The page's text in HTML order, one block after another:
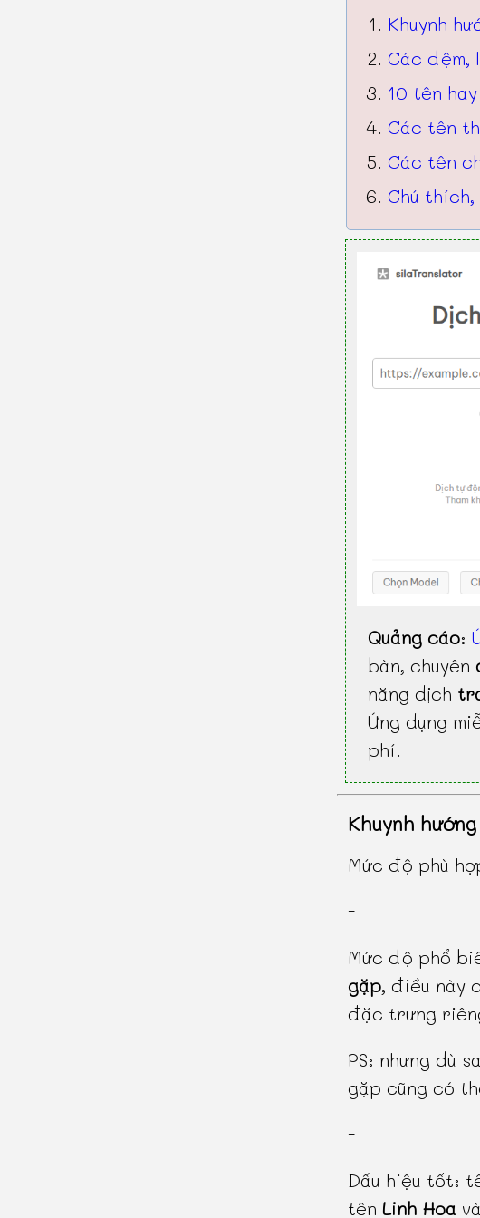
Khuynh
Các đệm,
10 tên
Các tên
Các tên
Chú
Quảng cáo:
bàn, chuyên
năng dịch
Ứng dụng
phí.
Khuynh
Mức độ phù
-
Mức độ phổ
gặp, điều này
đặc trưng
PS: nhưng dù
gặp cũng có
-
Dấu hiệu tốt:
tên Linh Hoa